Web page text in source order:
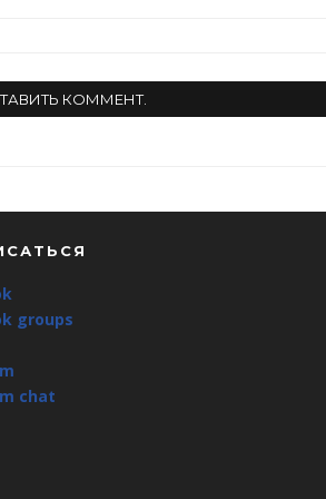
КОММЕНТ.
groups
chat